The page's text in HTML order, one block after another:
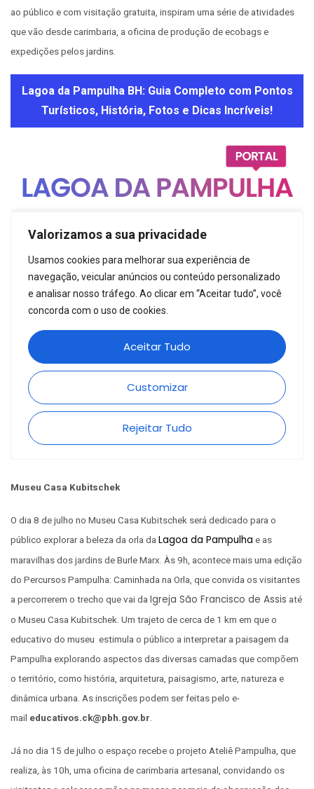
ao público e com visitação gratuita, inspiram uma série de atividades
que vão desde carimbaria, a oficina de produção de ecobags e
expedições pelos jardins.
Museu Casa Kubitschek
O dia 8 de julho no Museu Casa Kubitschek será dedicado para o
público explorar a beleza da orla daLagoa da Pampulha e as
maravilhas dos jardins de Burle Marx. Às 9h, acontece mais uma edição
do Percursos Pampulha: Caminhada na Orla, que convida os visitantes
a percorrerem o trecho que vai daIgreja São Francisco de Assis até
o Museu Casa Kubitschek. Um trajeto de cerca de 1 km em que o
educativo do museu estimula o público a interpretar a paisagem da
Pampulha explorando aspectos das diversas camadas que compõem
o território, como história, arquitetura, paisagismo, arte, natureza e
dinâmica urbana. As inscrições podem ser feitas pelo e-
mail educativos.ck@pbh.gov.br.
Já no dia 15 de julho o espaço recebe o projeto Ateliê Pampulha, que
realiza, às 10h, uma oficina de carimbaria artesanal, convidando os